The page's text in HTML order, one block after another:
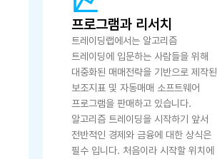
프로그램과 리서치
트레이딩랩에서는 알고리즘
트레이딩에 입문하는 사람들을 위해
대중화된 매매전략을 기반으로 제작된
보조지표 및 자동매매 소프트웨어
프로그램을 판매하고 있습니다.
알고리즘 트레이딩을 시작하기 앞서
전반적인 경제와 금융에 대한 상식은
필수 입니다. 처음이라 시작할 위치에